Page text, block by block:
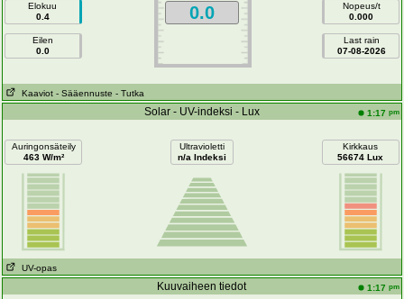
Elokuu
0.4
Eilen
0.0
0.0
Nopeus/t
0.000
Last rain
07-08-2026
Kaaviot - Sääennuste - Tutka
Solar - UV-indeksi - Lux 1:17 pm
Auringonsäteily
463 W/m²
Ultravioletti
n/a Indeksi
Kirkkaus
56674 Lux
UV-opas
Kuuvaiheen tiedot 1:17 pm